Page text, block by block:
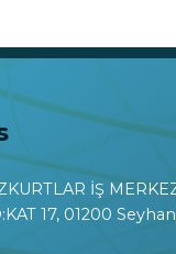
İŞ
17, 01200